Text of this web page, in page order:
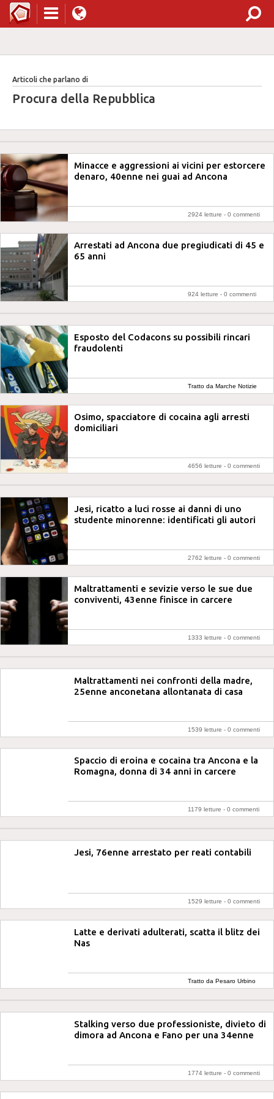
Articoli che parlano di
Procura della Repubblica
Minacce e aggressioni ai vicini per estorcere
denaro, 40enne nei guai ad Ancona
2924 letture - 0 commenti
Arrestati ad Ancona due pregiudicati di 45 e
65 anni
924 letture - 0 commenti
Esposto del Codacons su possibili rincari
fraudolenti
Tratto da Marche Notizie
Osimo, spacciatore di cocaina agli arresti
domiciliari
4656 letture - 0 commenti
Jesi, ricatto a luci rosse ai danni di uno
studente minorenne: identificati gli autori
2762 letture - 0 commenti
Maltrattamenti e sevizie verso le sue due
conviventi, 43enne finisce in carcere
1333 letture - 0 commenti
Maltrattamenti nei confronti della madre,
25enne anconetana allontanata di casa
1539 letture - 0 commenti
Spaccio di eroina e cocaina tra Ancona e la
Romagna, donna di 34 anni in carcere
1179 letture - 0 commenti
Jesi, 76enne arrestato per reati contabili
1529 letture - 0 commenti
Latte e derivati adulterati, scatta il blitz dei
Nas
Tratto da Pesaro Urbino
Stalking verso due professioniste, divieto di
dimora ad Ancona e Fano per una 34enne
1774 letture - 0 commenti